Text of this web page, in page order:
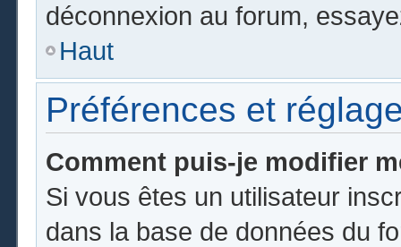
déconnexion au forum,
Haut
Préférences et
Comment puis-je modifier
Si vous êtes un utilisateur
dans la base de données du